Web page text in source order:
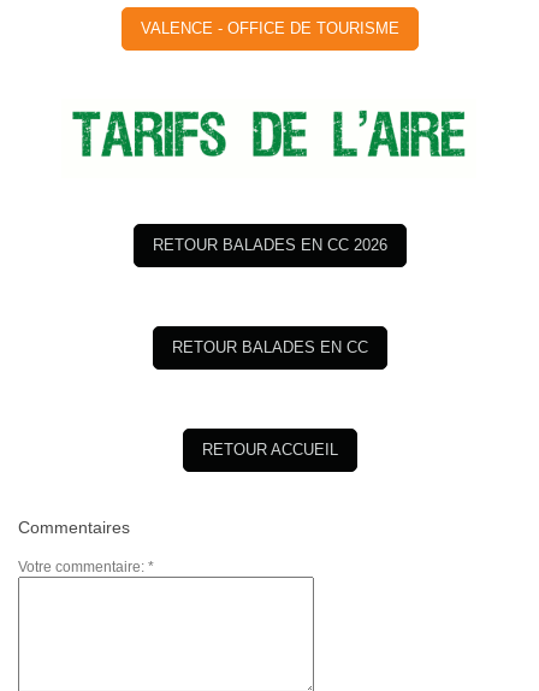
VALENCE - OFFICE DE TOURISME
RETOUR BALADES EN CC 2026
RETOUR BALADES EN CC
RETOUR ACCUEIL
Commentaires
Votre commentaire: *